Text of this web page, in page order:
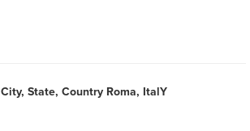
City, State, Country Roma, ItalY